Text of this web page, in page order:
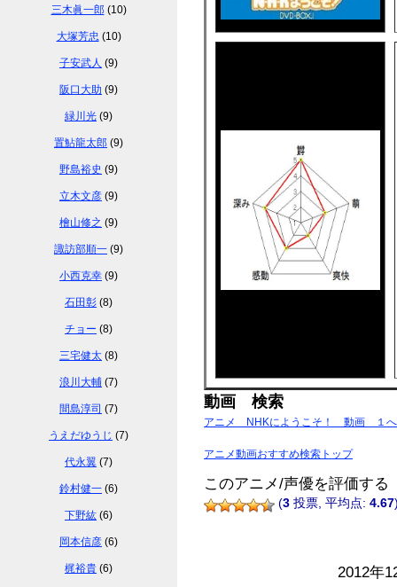
動画 検索
アニメ NHKにようこそ！ 動画 １へ
アニメ動画おすすめ検索トップ
このアニメ/声優を評価する
(3 投票, 平均点: 4.67
2012年
三木眞一郎(10)
大塚芳忠 (10)
子安武人 (9)
阪口大助 (9)
緑川光 (9)
置鮎龍太郎 (9)
野島裕史 (9)
立木文彦 (9)
檜山修之 (9)
諏訪部順一 (9)
小西克幸 (9)
石田彰 (8)
チョー (8)
三宅健太 (8)
浪川大輔 (7)
間島淳司 (7)
うえだゆうじ (7)
代永翼 (7)
鈴村健一 (6)
下野紘 (6)
岡本信彦 (6)
梶裕貴 (6)